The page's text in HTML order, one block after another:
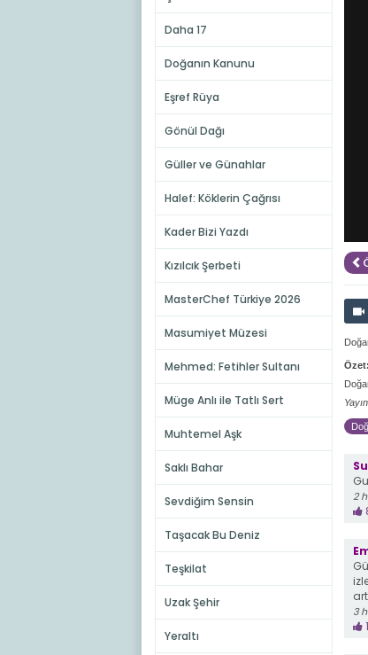
Daha 17
Doğanın Kanunu
Eşref Rüya
Gönül Dağı
Güller ve Günahlar
Halef: Köklerin Çağrısı
Kader Bizi Yazdı
Kızılcık Şerbeti
MasterChef Türkiye 2026
Masumiyet Müzesi
Mehmed: Fetihler Sultanı
Müge Anlı ile Tatlı Sert
Muhtemel Aşk
Saklı Bahar
Sevdiğim Sensin
Taşacak Bu Deniz
Teşkilat
Uzak Şehir
Yeraltı
Özet:
2
3